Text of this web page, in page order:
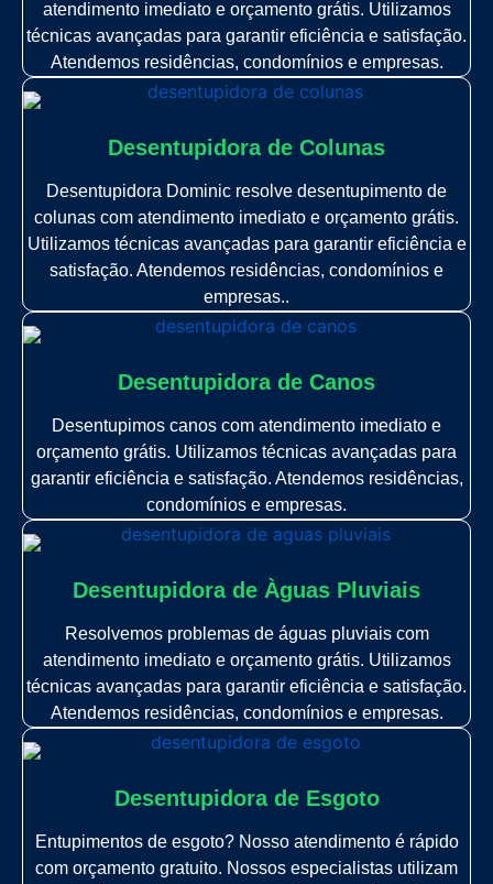
atendimento imediato e orçamento grátis. Utilizamos
técnicas avançadas para garantir eficiência e satisfação.
Atendemos residências, condomínios e empresas.
Desentupidora de Colunas
Desentupidora Dominic resolve desentupimento de
colunas com atendimento imediato e orçamento grátis.
Utilizamos técnicas avançadas para garantir eficiência e
satisfação. Atendemos residências, condomínios e
empresas..
Desentupidora de Canos
Desentupimos canos com atendimento imediato e
orçamento grátis. Utilizamos técnicas avançadas para
garantir eficiência e satisfação. Atendemos residências,
condomínios e empresas.
Desentupidora de Àguas Pluviais
Resolvemos problemas de águas pluviais com
atendimento imediato e orçamento grátis. Utilizamos
técnicas avançadas para garantir eficiência e satisfação.
Atendemos residências, condomínios e empresas.
Desentupidora de Esgoto
Entupimentos de esgoto? Nosso atendimento é rápido
com orçamento gratuito. Nossos especialistas utilizam